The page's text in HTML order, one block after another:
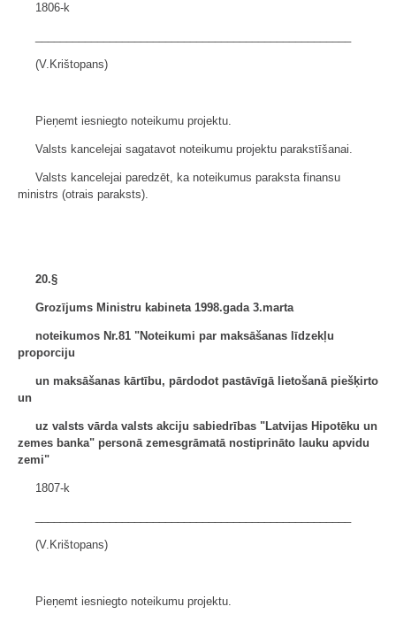
1806-k
(V.Krištopans)
Pieņemt iesniegto noteikumu projektu.
Valsts kancelejai sagatavot noteikumu projektu parakstīšanai.
Valsts kancelejai paredzēt, ka noteikumus paraksta finansu
ministrs (otrais paraksts).
20.§
Grozījums Ministru kabineta 1998.gada 3.marta
noteikumos Nr.81 "Noteikumi par maksāšanas līdzekļu
proporciju
un maksāšanas kārtību, pārdodot pastāvīgā lietošanā piešķirto
un
uz valsts vārda valsts akciju sabiedrības "Latvijas Hipotēku un
zemes banka" personā zemesgrāmatā nostiprināto lauku apvidu
zemi"
1807-k
(V.Krištopans)
Pieņemt iesniegto noteikumu projektu.